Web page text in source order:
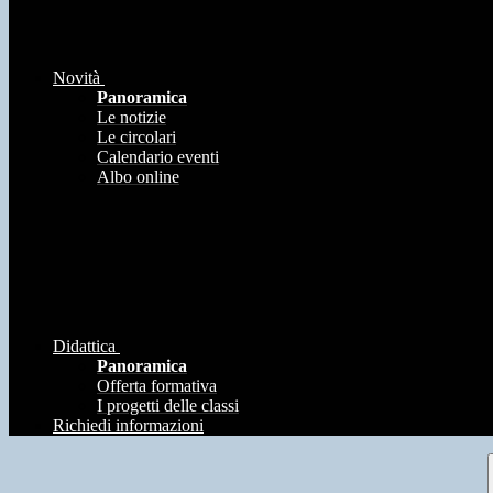
Novità
Panoramica
Le notizie
Le circolari
Calendario eventi
Albo online
Didattica
Panoramica
Offerta formativa
I progetti delle classi
Richiedi informazioni